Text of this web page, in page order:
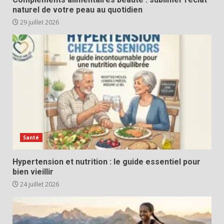
naturel de votre peau au quotidien
29 juillet 2026
Santé
Hypertension et nutrition : le guide essentiel pour
bien vieillir
24 juillet 2026